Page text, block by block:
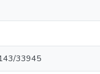
33945